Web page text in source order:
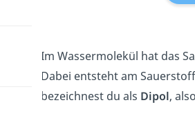
Im Wassermolekül hat das
Dabei entsteht am
bezeichnest du als Dipol,